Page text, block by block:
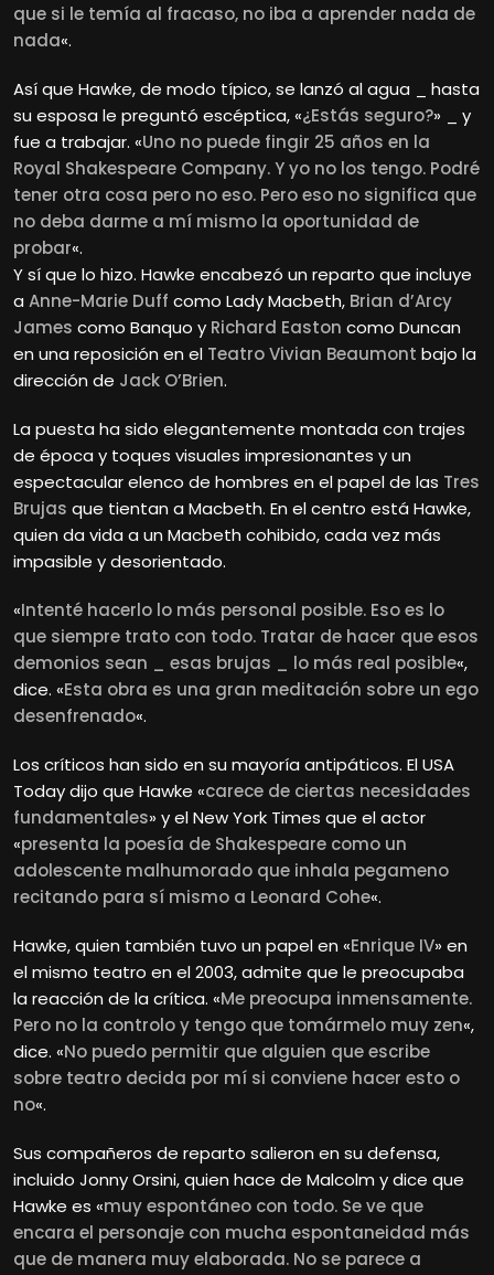
que si le temía al fracaso, no iba a aprender nada de
nada«.
Así que Hawke, de modo típico, se lanzó al agua _ hasta
su esposa le preguntó escéptica, «¿Estás seguro?» _ y
fue a trabajar. «Uno no puede fingir 25 años en la
Royal Shakespeare Company. Y yo no los tengo. Podré
tener otra cosa pero no eso. Pero eso no significa que
no deba darme a mí mismo la oportunidad de
probar«.
Y sí que lo hizo. Hawke encabezó un reparto que incluye
a Anne-Marie Duff como Lady Macbeth, Brian d’Arcy
James como Banquo y Richard Easton como Duncan
en una reposición en el Teatro Vivian Beaumont bajo la
dirección de Jack O’Brien.
La puesta ha sido elegantemente montada con trajes
de época y toques visuales impresionantes y un
espectacular elenco de hombres en el papel de las Tres
Brujas que tientan a Macbeth. En el centro está Hawke,
quien da vida a un Macbeth cohibido, cada vez más
impasible y desorientado.
«Intenté hacerlo lo más personal posible. Eso es lo
que siempre trato con todo. Tratar de hacer que esos
demonios sean _ esas brujas _ lo más real posible«,
dice. «Esta obra es una gran meditación sobre un ego
desenfrenado«.
Los críticos han sido en su mayoría antipáticos. El USA
Today dijo que Hawke «carece de ciertas necesidades
fundamentales» y el New York Times que el actor
«presenta la poesía de Shakespeare como un
adolescente malhumorado que inhala pegameno
recitando para sí mismo a Leonard Cohe«.
Hawke, quien también tuvo un papel en «Enrique IV» en
el mismo teatro en el 2003, admite que le preocupaba
la reacción de la crítica. «Me preocupa inmensamente.
Pero no la controlo y tengo que tomármelo muy zen«,
dice. «No puedo permitir que alguien que escribe
sobre teatro decida por mí si conviene hacer esto o
no«.
Sus compañeros de reparto salieron en su defensa,
incluido Jonny Orsini, quien hace de Malcolm y dice que
Hawke es «muy espontáneo con todo. Se ve que
encara el personaje con mucha espontaneidad más
que de manera muy elaborada. No se parece a